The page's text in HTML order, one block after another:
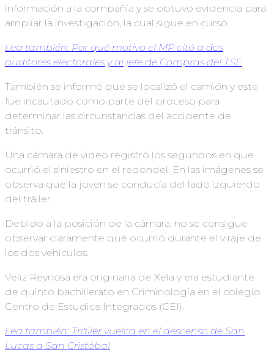
información a la compañía y se obtuvo evidencia para
ampliar la investigación, la cual sigue en curso.
Lea también: Por qué motivo el MP citó a dos
auditores electorales y al jefe de Compras del TSE
También se informó que se localizó el camión y este
fue incautado como parte del proceso para
determinar las circunstancias del accidente de
tránsito.
Una cámara de video registró los segundos en que
ocurrió el siniestro en el redondel. En las imágenes se
observa que la joven se conducía del lado izquierdo
del tráiler.
Debido a la posición de la cámara, no se consigue
observar claramente qué ocurrió durante el viraje de
los dos vehículos.
Veliz Reynosa era originaria de Xela y era estudiante
de quinto bachillerato en Criminología en el colegio
Centro de Estudios Integrados (CEI).
Lea también: Tráiler vuelca en el descenso de San
Lucas a San Cristóbal